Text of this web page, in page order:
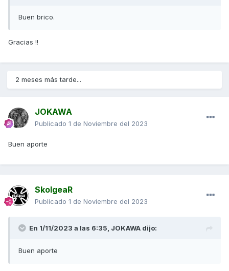
Buen brico.
Gracias !!
2 meses más tarde...
JOKAWA
Publicado 1 de Noviembre del 2023
Buen aporte
SkolgeaR
Publicado 1 de Noviembre del 2023
En 1/11/2023 a las 6:35, JOKAWA dijo:
Buen aporte